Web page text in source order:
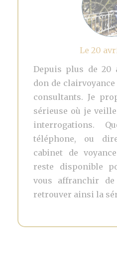
Le 20
Depuis plus de 20
don de
consultants. Je
sérieuse où je
interrogations.
téléphone, ou
cabinet de
reste disponible
vous affranchir
retrouver ainsi la